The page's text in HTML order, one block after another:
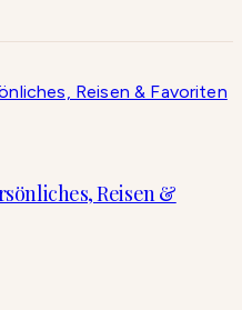
Reisen &